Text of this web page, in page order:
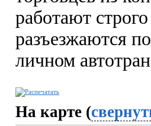
работают
разъезжаются
личном
На карте (